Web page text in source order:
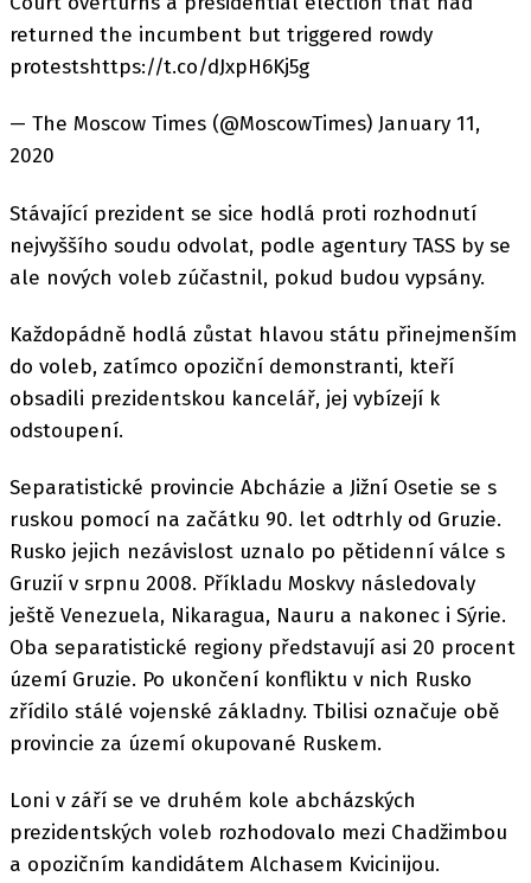
returned the incumbent but triggered rowdy
protestshttps://t.co/dJxpH6Kj5g
— The Moscow Times (@MoscowTimes) January 11,
2020
Stávající prezident se sice hodlá proti rozhodnutí
nejvyššího soudu odvolat, podle agentury TASS by se
ale nových voleb zúčastnil, pokud budou vypsány.
Každopádně hodlá zůstat hlavou státu přinejmenším
do voleb, zatímco opoziční demonstranti, kteří
obsadili prezidentskou kancelář, jej vybízejí k
odstoupení.
Separatistické provincie Abcházie a Jižní Osetie se s
ruskou pomocí na začátku 90. let odtrhly od Gruzie.
Rusko jejich nezávislost uznalo po pětidenní válce s
Gruzií v srpnu 2008. Příkladu Moskvy následovaly
ještě Venezuela, Nikaragua, Nauru a nakonec i Sýrie.
Oba separatistické regiony představují asi 20 procent
území Gruzie. Po ukončení konfliktu v nich Rusko
zřídilo stálé vojenské základny. Tbilisi označuje obě
provincie za území okupované Ruskem.
Loni v září se ve druhém kole abcházských
prezidentských voleb rozhodovalo mezi Chadžimbou
a opozičním kandidátem Alchasem Kvicinijou.